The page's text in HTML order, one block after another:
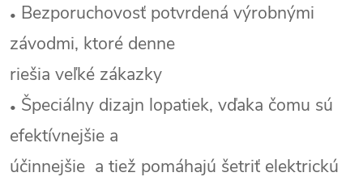
• Bezporuchovosť potvrdená výrobnými
závodmi, ktoré denne
riešia veľké zákazky
• Špeciálny dizajn lopatiek, vďaka čomu sú
efektívnejšie a
účinnejšie a tiež pomáhajú šetriť elektrickú